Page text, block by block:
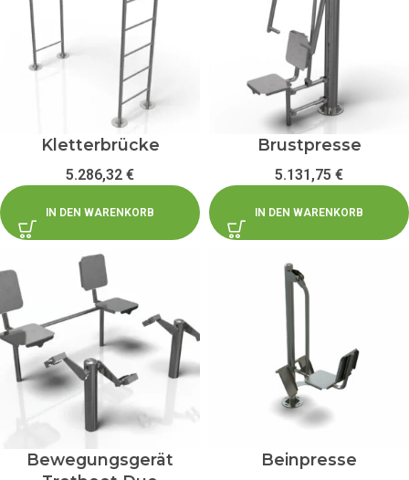
Kletterbrücke
5.286,32 €
IN DEN WARENKORB
Brustpresse
5.131,75 €
IN DEN WARENKORB
Bewegungsgerät
Beinpresse